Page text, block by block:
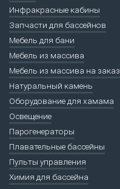
Инфракрасные кабины
Запчасти для бассейнов
Мебель для бани
Мебель из массива
Мебель из массива на заказ
Натуральный камень
Оборудование для хамама
Освещение
Парогенераторы
Плавательные бассейны
Пульты управления
Химия для бассейна